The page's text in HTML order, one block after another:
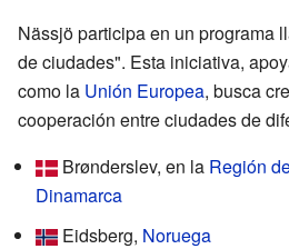
Nässjö participa en un programa
de ciudades". Esta iniciativa,
como la Unión Europea, busca
cooperación entre ciudades de
Brønderslev, en la Región
Dinamarca
Eidsberg, Noruega